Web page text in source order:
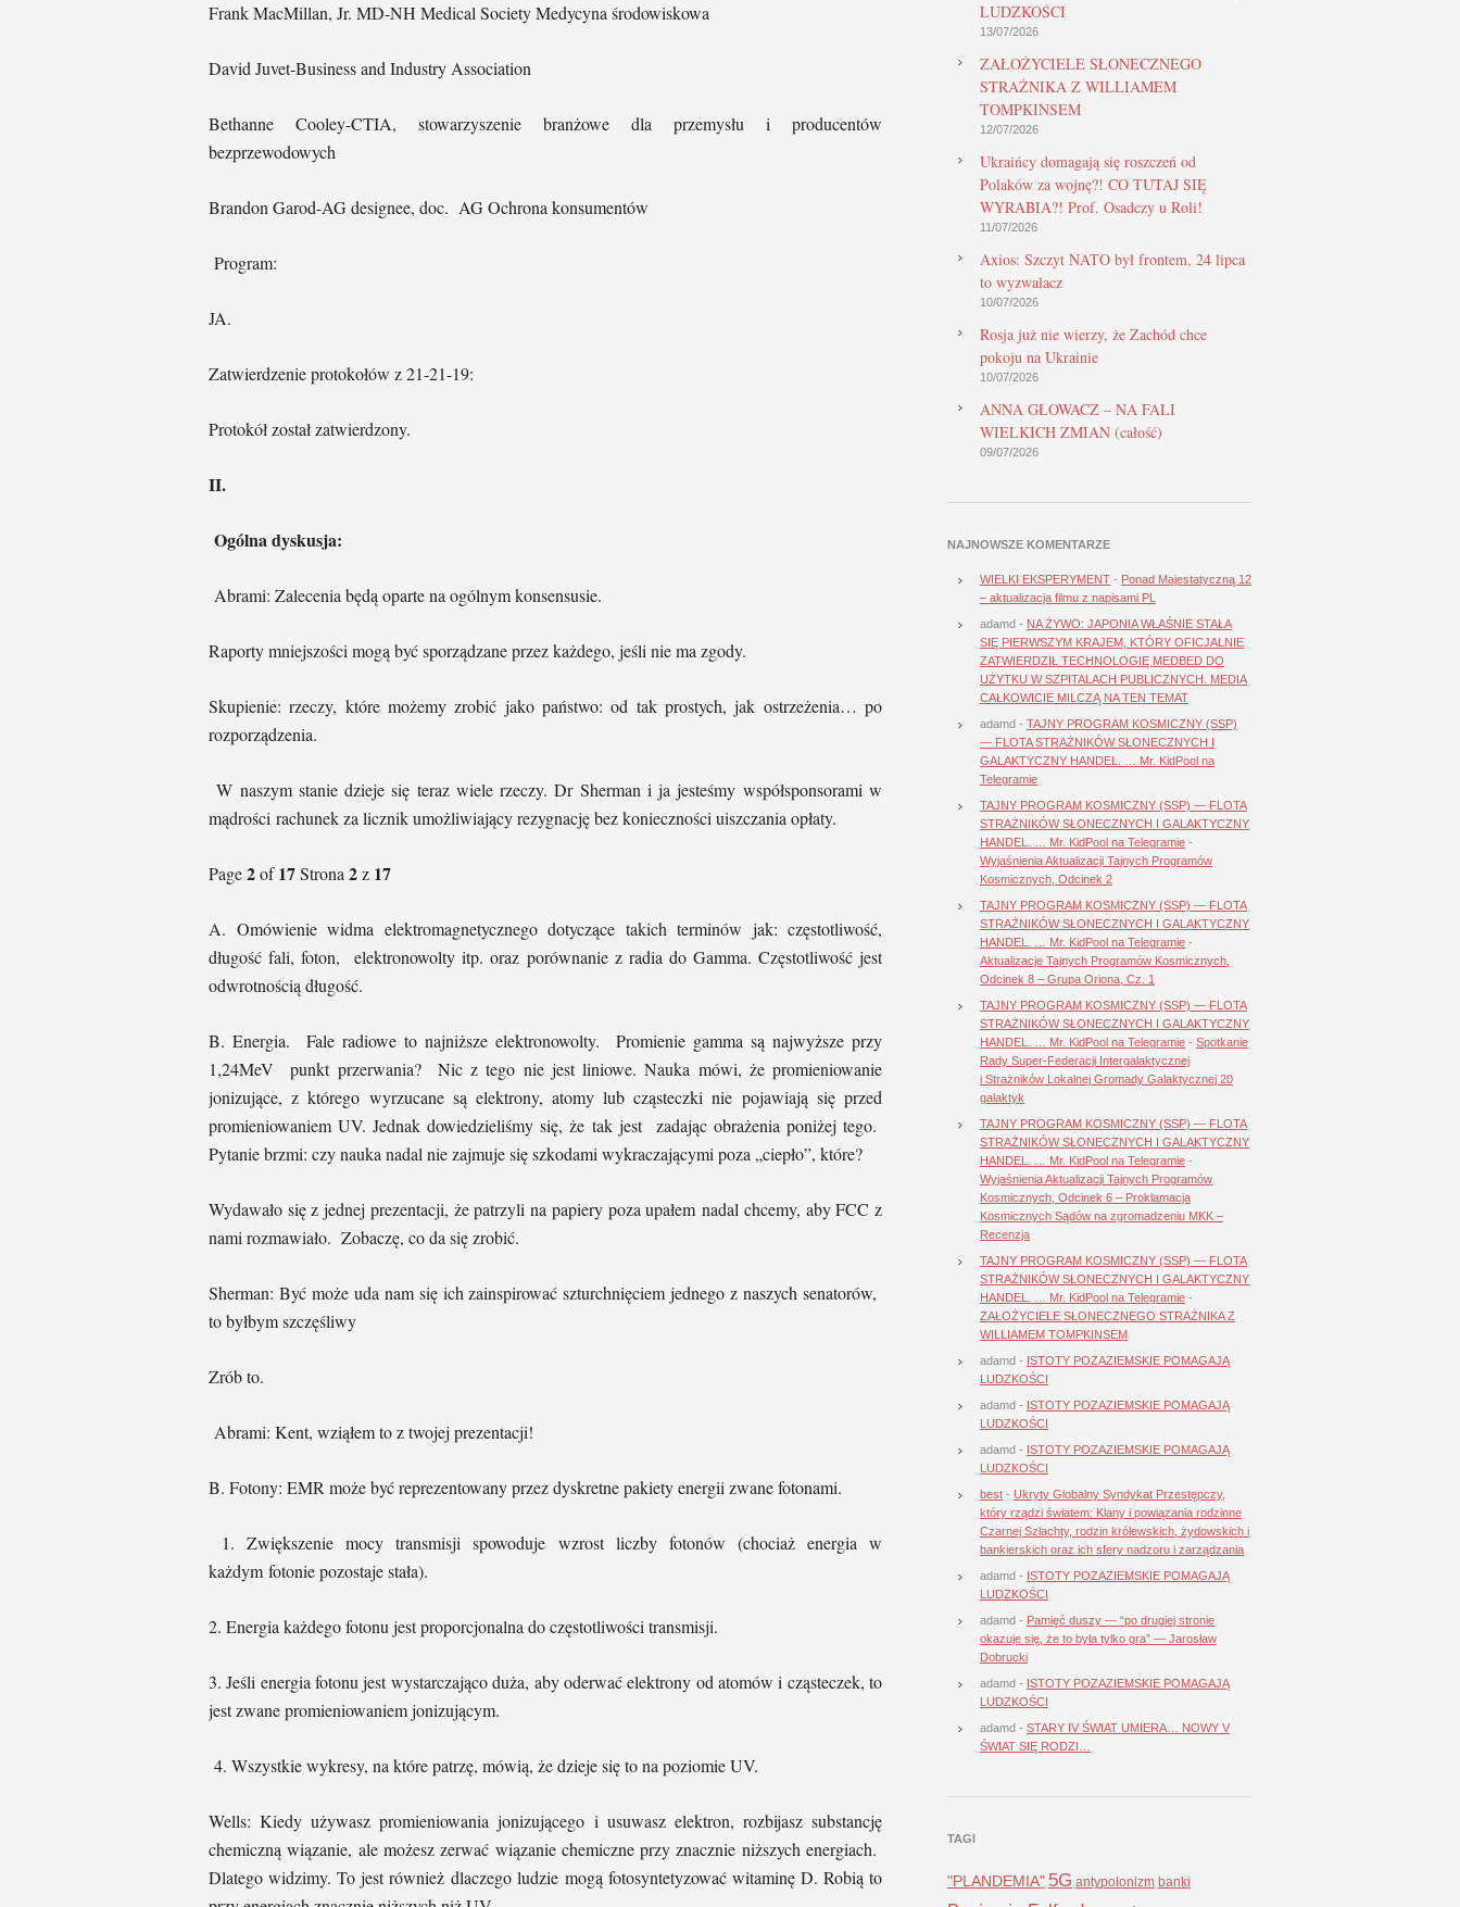
Frank MacMillan, Jr. MD-NH Medical Society Medycyna środowiskowa
David Juvet-Business and Industry Association
Bethanne Cooley-CTIA, stowarzyszenie branżowe dla przemysłu i producentów
bezprzewodowych
Brandon Garod-AG designee, doc. AG Ochrona konsumentów
Program:
JA.
Zatwierdzenie protokołów z 21-21-19:
Protokół został zatwierdzony.
II.
Ogólna dyskusja:
Abrami: Zalecenia będą oparte na ogólnym konsensusie.
Raporty mniejszości mogą być sporządzane przez każdego, jeśli nie ma zgody.
Skupienie: rzeczy, które możemy zrobić jako państwo: od tak prostych, jak ostrzeżenia… po
rozporządzenia.
W naszym stanie dzieje się teraz wiele rzeczy. Dr Sherman i ja jesteśmy współsponsorami w
mądrości rachunek za licznik umożliwiający rezygnację bez konieczności uiszczania opłaty.
Page2of17Strona 2z 17
A. Omówienie widma elektromagnetycznego dotyczące takich terminów jak: częstotliwość,
długość fali, foton, elektronowolty itp. oraz porównanie z radia do Gamma. Częstotliwość jest
odwrotnością długość.
B. Energia. Fale radiowe to najniższe elektronowolty. Promienie gamma są najwyższe przy
1,24MeV punkt przerwania? Nic z tego nie jest liniowe. Nauka mówi, że promieniowanie
jonizujące, z którego wyrzucane są elektrony, atomy lub cząsteczki nie pojawiają się przed
promieniowaniem UV. Jednak dowiedzieliśmy się, że tak jest zadając obrażenia poniżej tego.
Pytanie brzmi: czy nauka nadal nie zajmuje się szkodami wykraczającymi poza „ciepło”, które?
Wydawało się z jednej prezentacji, że patrzyli na papiery poza upałem nadal chcemy, aby FCC z
nami rozmawiało. Zobaczę, co da się zrobić.
Sherman: Być może uda nam się ich zainspirować szturchnięciem jednego z naszych senatorów,
to byłbym szczęśliwy
Zrób to.
Abrami: Kent, wziąłem to z twojej prezentacji!
B. Fotony: EMR może być reprezentowany przez dyskretne pakiety energii zwane fotonami.
1. Zwiększenie mocy transmisji spowoduje wzrost liczby fotonów (chociaż energia w
każdym fotonie pozostaje stała).
2. Energia każdego fotonu jest proporcjonalna do częstotliwości transmisji.
3. Jeśli energia fotonu jest wystarczająco duża, aby oderwać elektrony od atomów i cząsteczek, to
jest zwane promieniowaniem jonizującym.
4. Wszystkie wykresy, na które patrzę, mówią, że dzieje się to na poziomie UV.
Wells: Kiedy używasz promieniowania jonizującego i usuwasz elektron, rozbijasz substancję
chemiczną wiązanie, ale możesz zerwać wiązanie chemiczne przy znacznie niższych energiach.
Dlatego widzimy. To jest również dlaczego ludzie mogą fotosyntetyzować witaminę D. Robią to
LUDZKOŚCI
13/07/2026
ZAŁOŻYCIELE SŁONECZNEGO
STRAŻNIKA Z WILLIAMEM
TOMPKINSEM
12/07/2026
Ukraińcy domagają się roszczeń od
Polaków za wojnę?! CO TUTAJ SIĘ
WYRABIA?! Prof. Osadczy u Roli!
11/07/2026
Axios: Szczyt NATO był frontem, 24 lipca
to wyzwalacz
10/07/2026
Rosja już nie wierzy, że Zachód chce
pokoju na Ukrainie
10/07/2026
ANNA GŁOWACZ – NA FALI
WIELKICH ZMIAN (całość)
09/07/2026
NAJNOWSZE KOMENTARZE
WIELKI EKSPERYMENT - Ponad Majestatyczną 12
– aktualizacja filmu z napisami PL
adamd - NA ŻYWO: JAPONIA WŁAŚNIE STAŁA
SIĘ PIERWSZYM KRAJEM, KTÓRY OFICJALNIE
ZATWIERDZIŁ TECHNOLOGIĘ MEDBED DO
UŻYTKU W SZPITALACH PUBLICZNYCH. MEDIA
CAŁKOWICIE MILCZĄ NA TEN TEMAT
adamd - TAJNY PROGRAM KOSMICZNY (SSP)
— FLOTA STRAŻNIKÓW SŁONECZNYCH I
GALAKTYCZNY HANDEL. … Mr. KidPool na
Telegramie
TAJNY PROGRAM KOSMICZNY (SSP) — FLOTA
STRAŻNIKÓW SŁONECZNYCH I GALAKTYCZNY
HANDEL. … Mr. KidPool na Telegramie -
Wyjaśnienia Aktualizacji Tajnych Programów
Kosmicznych, Odcinek 2
TAJNY PROGRAM KOSMICZNY (SSP) — FLOTA
STRAŻNIKÓW SŁONECZNYCH I GALAKTYCZNY
HANDEL. … Mr. KidPool na Telegramie -
Aktualizacje Tajnych Programów Kosmicznych,
Odcinek 8 – Grupa Oriona, Cz. 1
TAJNY PROGRAM KOSMICZNY (SSP) — FLOTA
STRAŻNIKÓW SŁONECZNYCH I GALAKTYCZNY
HANDEL. … Mr. KidPool na Telegramie - Spotkanie
Rady Super-Federacji Intergalaktycznej
i Strażników Lokalnej Gromady Galaktycznej 20
galaktyk
TAJNY PROGRAM KOSMICZNY (SSP) — FLOTA
STRAŻNIKÓW SŁONECZNYCH I GALAKTYCZNY
HANDEL. … Mr. KidPool na Telegramie -
Wyjaśnienia Aktualizacji Tajnych Programów
Kosmicznych, Odcinek 6 – Proklamacja
Kosmicznych Sądów na zgromadzeniu MKK –
Recenzja
TAJNY PROGRAM KOSMICZNY (SSP) — FLOTA
STRAŻNIKÓW SŁONECZNYCH I GALAKTYCZNY
HANDEL. … Mr. KidPool na Telegramie -
ZAŁOŻYCIELE SŁONECZNEGO STRAŻNIKA Z
WILLIAMEM TOMPKINSEM
adamd - ISTOTY POZAZIEMSKIE POMAGAJĄ
LUDZKOŚCI
adamd - ISTOTY POZAZIEMSKIE POMAGAJĄ
LUDZKOŚCI
adamd - ISTOTY POZAZIEMSKIE POMAGAJĄ
LUDZKOŚCI
best - Ukryty Globalny Syndykat Przestępczy,
który rządzi światem: Klany i powiązania rodzinne
Czarnej Szlachty, rodzin królewskich, żydowskich i
bankierskich oraz ich sfery nadzoru i zarządzania
adamd - ISTOTY POZAZIEMSKIE POMAGAJĄ
LUDZKOŚCI
adamd - Pamięć duszy — “po drugiej stronie
okazuje się, że to była tylko gra” — Jarosław
Dobrucki
adamd - ISTOTY POZAZIEMSKIE POMAGAJĄ
LUDZKOŚCI
adamd - STARY IV ŚWIAT UMIERA… NOWY V
ŚWIAT SIĘ RODZI…
TAGI
"PLANDEMIA" 5G antypolonizm banki